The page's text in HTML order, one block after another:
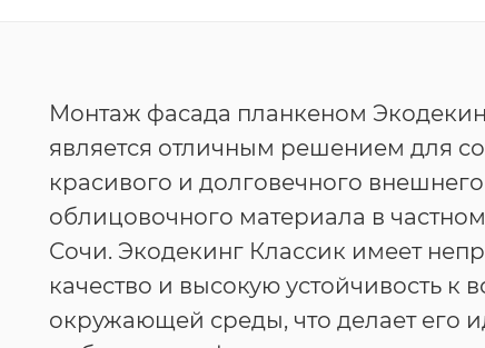
Монтаж фасада планкеном
является отличным решением для
красивого и долговечного внешнего
облицовочного материала в
Сочи. Экодекинг Классик имеет
качество и высокую устойчивость к
окружающей среды, что делает его